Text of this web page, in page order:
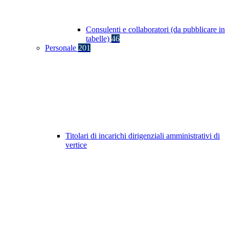
Consulenti e collaboratori (da pubblicare in
tabelle) 46
Personale 201
Titolari di incarichi dirigenziali amministrativi di
vertice